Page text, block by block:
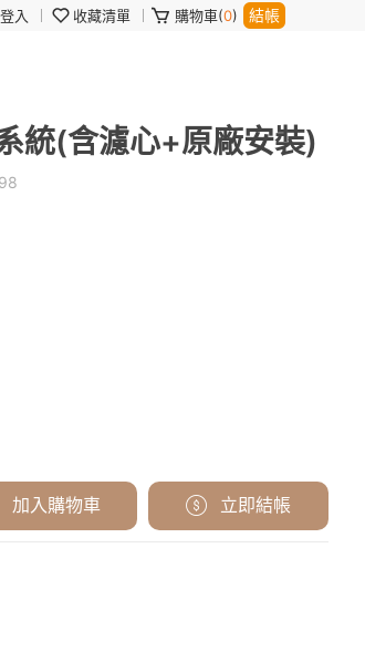
登入 收藏清單 購物車(0) 結帳
統(含濾心+原廠安裝)
加入購物車 立即結帳